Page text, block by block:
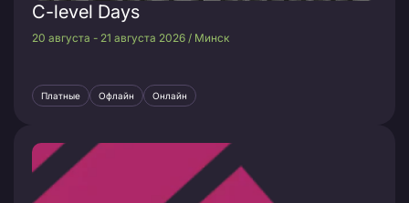
C-level Days
20 августа - 21 августа 2026 / Минск
Платные Офлайн Онлайн